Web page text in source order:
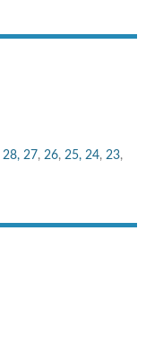
28, 27, 26, 25, 24, 23,